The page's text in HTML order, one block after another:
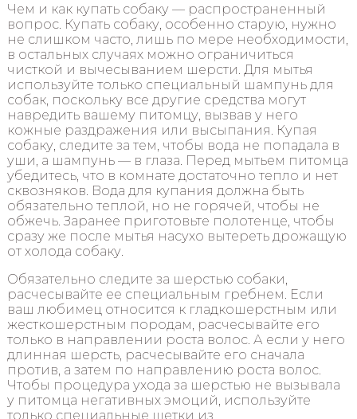
Чем и как купать собаку — распространенный
вопрос. Купать собаку, особенно старую, нужно
не слишком часто, лишь по мере необходимости,
в остальных случаях можно ограничиться
чисткой и вычесыванием шерсти. Для мытья
используйте только специальный шампунь для
собак, поскольку все другие средства могут
навредить вашему питомцу, вызвав у него
кожные раздражения или высыпания. Купая
собаку, следите за тем, чтобы вода не попадала в
уши, а шампунь — в глаза. Перед мытьем питомца
убедитесь, что в комнате достаточно тепло и нет
сквозняков. Вода для купания должна быть
обязательно теплой, но не горячей, чтобы не
обжечь. Заранее приготовьте полотенце, чтобы
сразу же после мытья насухо вытереть дрожащую
от холода собаку.
Обязательно следите за шерстью собаки,
расчесывайте ее специальным гребнем. Если
ваш любимец относится к гладкошерстным или
жесткошерстным породам, расчесывайте его
только в направлении роста волос. А если у него
длинная шерсть, расчесывайте его сначала
против, а затем по направлению роста волос.
Чтобы процедура ухода за шерстью не вызывала
у питомца негативных эмоций, используйте
только специальные щетки из